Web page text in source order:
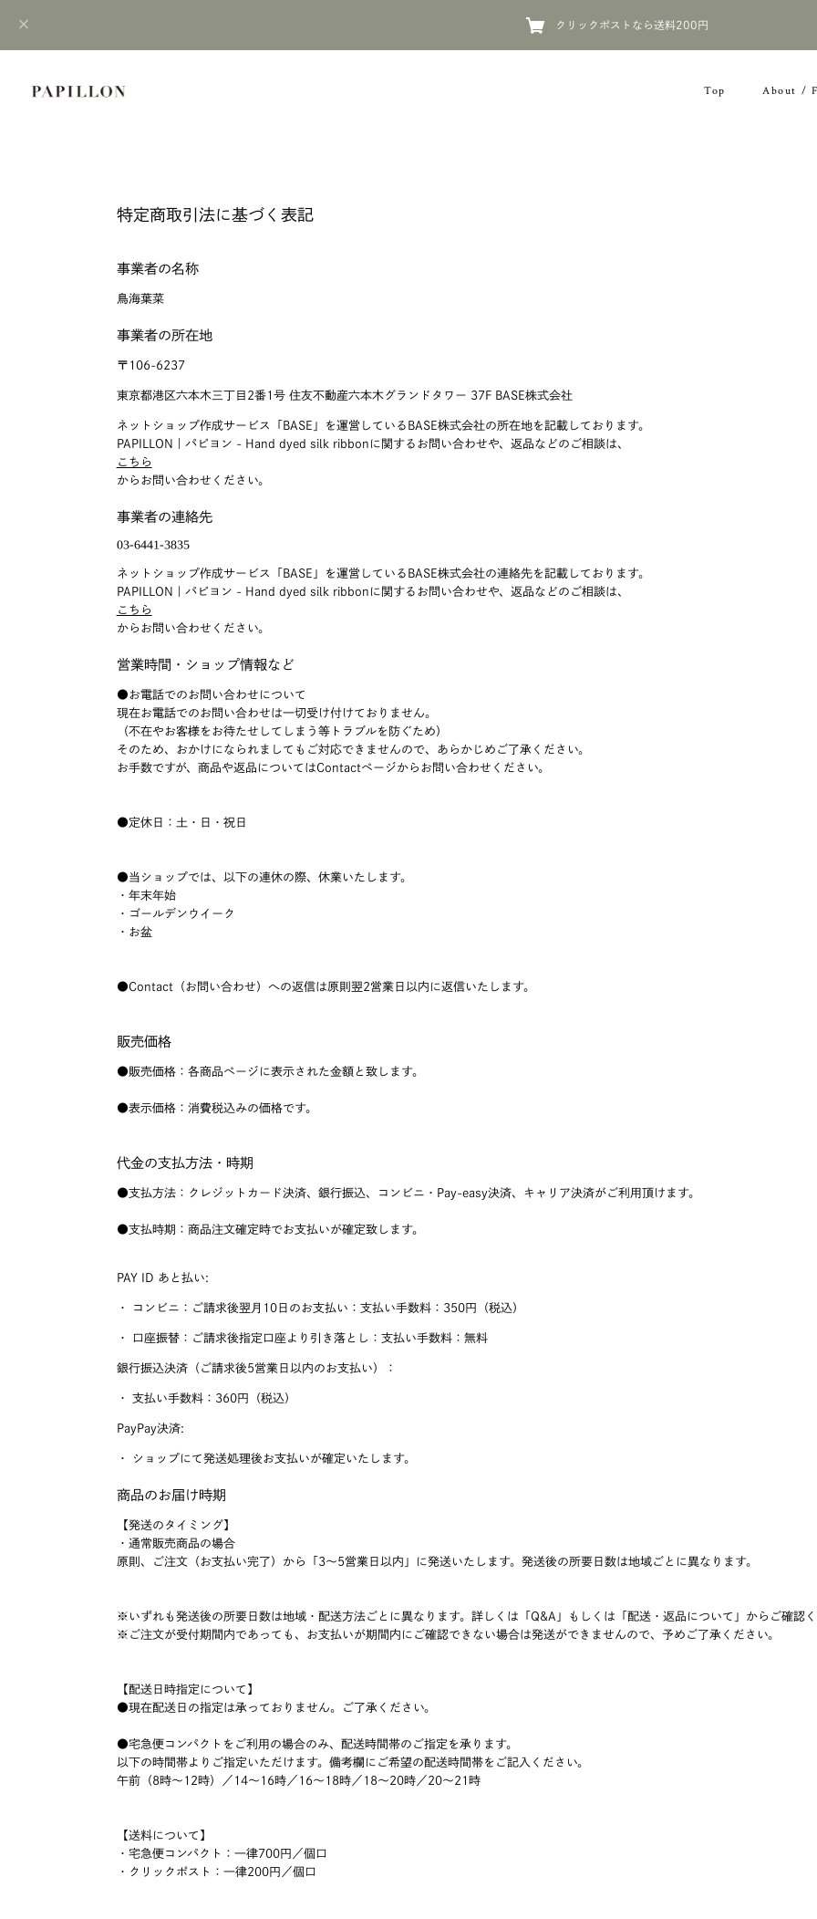
クリックポストなら送料200円
Top About /
特定商取引法に基づく表記
事業者の名称
鳥海葉菜
事業者の所在地
〒106-6237
東京都港区六本木三丁目2番1号 住友不動産六本木グランドタワー 37F BASE株式会社
ネットショップ作成サービス「BASE」を運営しているBASE株式会社の所在地を記載しております。
PAPILLON｜パピヨン - Hand dyed silk ribbonに関するお問い合わせや、返品などのご相談は、
こちら
からお問い合わせください。
事業者の連絡先
ネットショップ作成サービス「BASE」を運営しているBASE株式会社の連絡先を記載しております。
PAPILLON｜パピヨン - Hand dyed silk ribbonに関するお問い合わせや、返品などのご相談は、
こちら
からお問い合わせください。
営業時間・ショップ情報など
●お電話でのお問い合わせについて
現在お電話でのお問い合わせは一切受け付けておりません。
（不在やお客様をお待たせしてしまう等トラブルを防ぐため）
そのため、おかけになられましてもご対応できませんので、あらかじめご了承ください。
お手数ですが、商品や返品についてはContactページからお問い合わせください。
●定休日：土・日・祝日
●当ショップでは、以下の連休の際、休業いたします。
・年末年始
・ゴールデンウイーク
・お盆
●Contact（お問い合わせ）への返信は原則翌2営業日以内に返信いたします。
販売価格
●販売価格：各商品ページに表示された金額と致します。
●表示価格：消費税込みの価格です。
代金の支払方法・時期
●支払方法：クレジットカード決済、銀行振込、コンビニ・Pay-easy決済、キャリア決済がご利用頂けます。
●支払時期：商品注文確定時でお支払いが確定致します。
PAY ID あと払い:
・ コンビニ：ご請求後翌月10日のお支払い：支払い手数料：350円（税込）
・ 口座振替：ご請求後指定口座より引き落とし：支払い手数料：無料
銀行振込決済（ご請求後5営業日以内のお支払い）：
・ 支払い手数料：360円（税込）
PayPay決済:
・ ショップにて発送処理後お支払いが確定いたします。
商品のお届け時期
【発送のタイミング】
・通常販売商品の場合
原則、ご注文（お支払い完了）から「3〜5営業日以内」に発送いたします。発送後の所要日数は地域ごとに異なります。
※いずれも発送後の所要日数は地域・配送方法ごとに異なります。詳しくは「Q&A」もしくは「配送・返品について」からご確認
※ご注文が受付期間内であっても、お支払いが期間内にご確認できない場合は発送ができませんので、予めご了承ください。
【配送日時指定について】
●現在配送日の指定は承っておりません。ご了承ください。
●宅急便コンパクトをご利用の場合のみ、配送時間帯のご指定を承ります。
以下の時間帯よりご指定いただけます。備考欄にご希望の配送時間帯をご記入ください。
午前（8時～12時）／14～16時／16～18時／18～20時／20～21時
【送料について】
・宅急便コンパクト：一律700円／個口
・クリックポスト：一律200円／個口